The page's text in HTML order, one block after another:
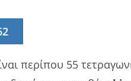
περίπου 55